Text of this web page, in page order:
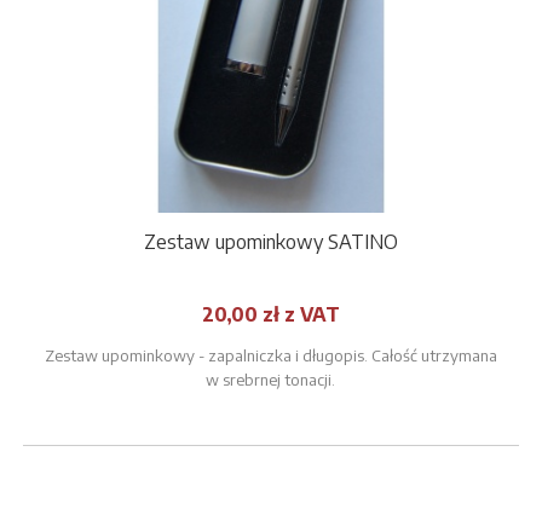
Zestaw upominkowy SATINO
20,00 zł z VAT
Zestaw upominkowy - zapalniczka i długopis. Całość utrzymana
w srebrnej tonacji.